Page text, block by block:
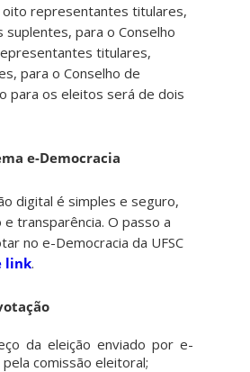
oito representantes titulares,
para o Conselho
titulares,
para o Conselho de
para os eleitos será de dois
e-Democracia
digital é simples e seguro,
transparência. O passo a
no e-Democracia da UFSC
link.
da eleição enviado por e-
comissão eleitoral;